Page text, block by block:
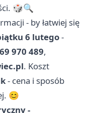
🎲🔍
- by łatwiej się
6 lutego-
970 489,
. Koszt
- cena i sposób
😊
-